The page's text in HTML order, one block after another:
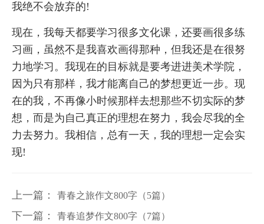
我绝不会放弃的!
现在，我每天都要学习很多文化课，还要画很多练
习画，虽然不是我喜欢画得那种，但我还是在很努
力地学习。我现在的目标就是要考进进美术学院，
因为只有那样，我才能离自己的梦想更近一步。现
在的我，不再像小时候那样去想那些不切实际的梦
想，而是为自己真正的理想在努力，我会尽我的全
力去努力。我相信，总有一天，我的理想一定会实
现!
上一篇： 青春之旅作文800字（5篇）
下一篇： 青春追梦作文800字（7篇）